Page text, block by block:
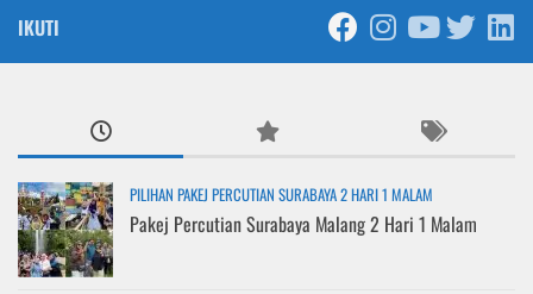
IKUTI
PILIHAN PAKEJ PERCUTIAN SURABAYA 2 HARI 1 MALAM
Pakej Percutian Surabaya Malang 2 Hari 1 Malam